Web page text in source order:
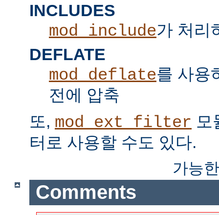
INCLUDES
mod_include가 처리
DEFLATE
mod_deflate를 사용
전에 압축
또, mod_ext_filter 모
터로 사용할 수도 있다.
가능
Comments